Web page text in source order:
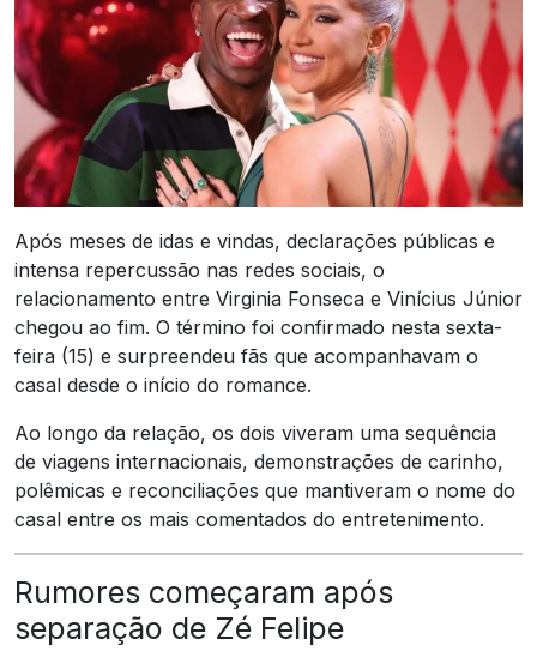
Após meses de idas e vindas, declarações públicas e
intensa repercussão nas redes sociais, o
relacionamento entre Virginia Fonseca e Vinícius Júnior
chegou ao fim. O término foi confirmado nesta sexta-
feira (15) e surpreendeu fãs que acompanhavam o
casal desde o início do romance.
Ao longo da relação, os dois viveram uma sequência
de viagens internacionais, demonstrações de carinho,
polêmicas e reconciliações que mantiveram o nome do
casal entre os mais comentados do entretenimento.
Rumores começaram após
separação de Zé Felipe